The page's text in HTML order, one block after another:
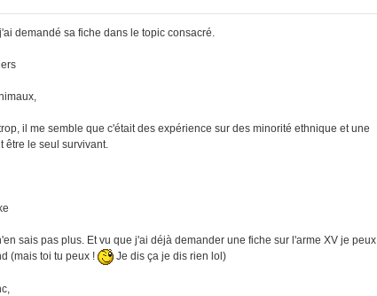
demandé sa fiche dans le topic consacré.
il me semble que c'était des expérience sur des minorité ethnique et une
être le seul survivant.
sais pas plus. Et vu que j'ai déjà demander une fiche sur l'arme XV je peux
(mais toi tu peux !
Je dis ça je dis rien lol)